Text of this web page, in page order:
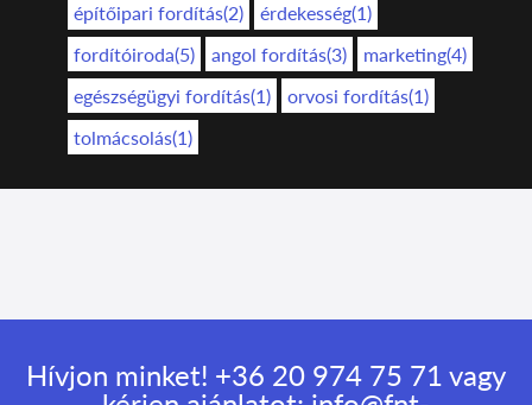
építőipari fordítás(2)
érdekesség(1)
fordítóiroda(5)
angol fordítás(3)
marketing(4)
egészségügyi fordítás(1)
orvosi fordítás(1)
tolmácsolás(1)
Hívjon minket! +36 20 974 75 71 vagy